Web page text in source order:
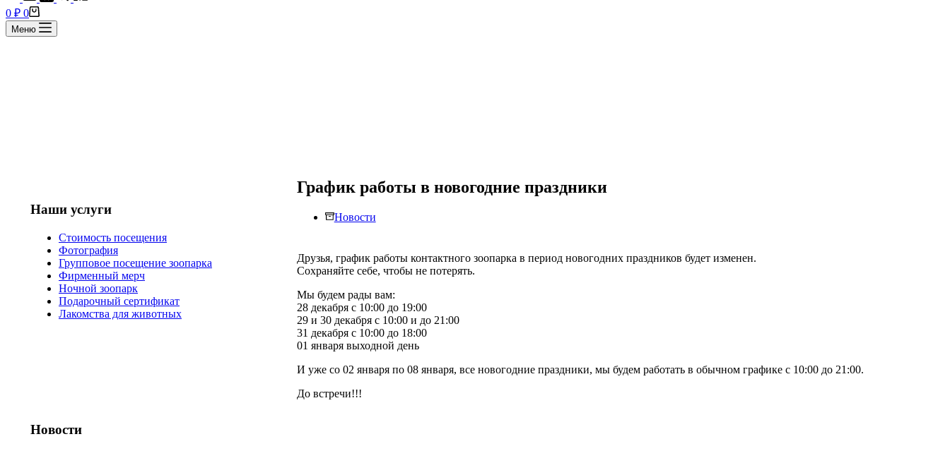
Корзина
0 ₽ 0
Меню
График работы в новогодние праздники
Новости
Друзья, график работы контактного зоопарка в период новогодних праздников будет изменен.
Сохраняйте себе, чтобы не потерять.
Мы будем рады вам:
28 декабря с 10:00 до 19:00
29 и 30 декабря с 10:00 и до 21:00
31 декабря с 10:00 до 18:00
01 января выходной день
И уже со 02 января по 08 января, все новогодние праздники, мы будем работать в обычном графике с 10:00 до 21:00.
До встречи!!!
Наши услуги
Стоимость посещения
Фотография
Групповое посещение зоопарка
Фирменный мерч
Ночной зоопарк
Подарочный сертификат
Лакомства для животных
Новости